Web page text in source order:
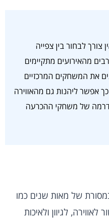
צורך לבחור בין צפייה
מהאירועים מתקיימים
את המשחקים המרכזיים
אפשר ליהנות גם מהאווירה
של משחקי ההכרעה
של מאות שנים כמו
לגיוון ולאיכות